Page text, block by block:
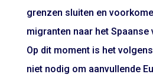
grenzen sluiten en
migranten naar het Spaanse
Op dit moment is het
niet nodig om aanvullende